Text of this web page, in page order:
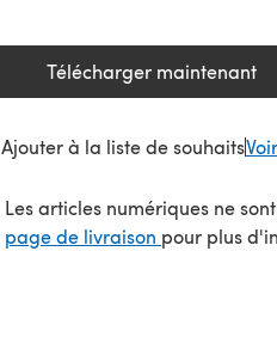
Télécharger maintenant
(s'ouvre dans
Ajouter à la liste de souhaitsVoir
Les articles numériques ne
page de livraison (s'ouvre
pour plus